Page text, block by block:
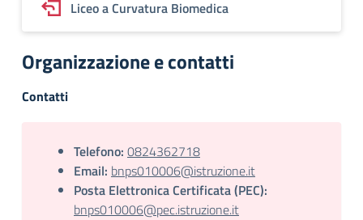
Liceo a Curvatura Biomedica
Organizzazione e contatti
Contatti
Telefono: 0824362718
Email: bnps010006@istruzione.it
Posta Elettronica Certificata (PEC):
bnps010006@pec.istruzione.it